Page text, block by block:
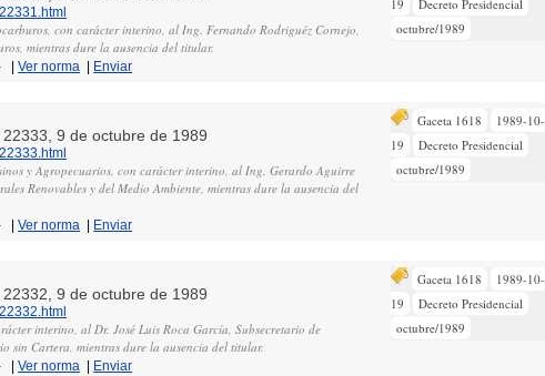
19
Decreto Presidencial
octubre/1989
con carácter interino, al Ing. Fernando Rodriguéz Cornejo,
mientras dure la ausencia del titular.
|Ver norma Enviar
Gaceta 1618
1989-10-
19
Decreto Presidencial
octubre/1989
9 de octubre de 1989
y Agropecuarios, con carácter interino, al Ing. Gerardo Aguirre
Renovables y del Medio Ambiente, mientras dure la ausencia del
|Ver norma Enviar
Gaceta 1618
1989-10-
19
Decreto Presidencial
octubre/1989
9 de octubre de 1989
interino, al Dr. José Luis Roca García, Subsecretario de
sin Cartera, mientras dure la ausencia del titular.
|Ver norma Enviar